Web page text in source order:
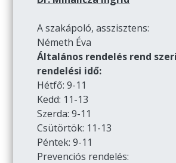
A szakápoló, asszisztens:
Németh Éva
Általános rendelés rend
rendelési idő:
Hétfő: 9-11
Kedd: 11-13
Szerda: 9-11
Csütörtök: 11-13
Péntek: 9-11
Prevenciós rendelés: